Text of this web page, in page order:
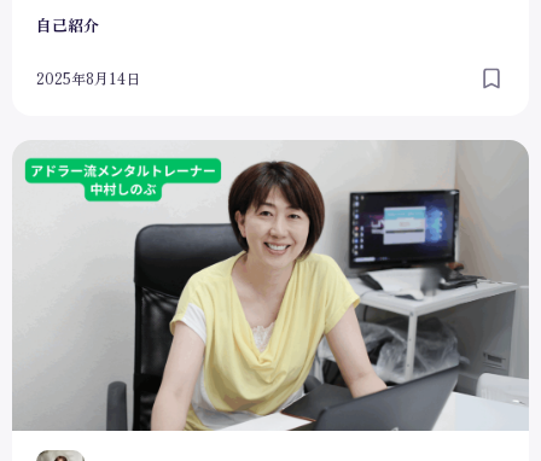
自己紹介
2025年8月14日
【自己紹介】アドラー流メンタルトレーナーの中村しのぶで